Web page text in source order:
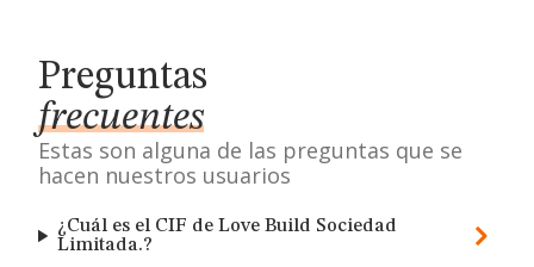
Preguntas
frecuentes
Estas son alguna de las preguntas que se
hacen nuestros usuarios
¿Cuál es el CIF de Love Build Sociedad
Limitada.?